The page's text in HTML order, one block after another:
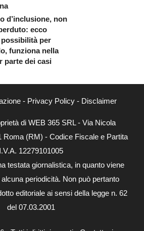
d’inclusione, non
ecco
possibilità per
funziona nella
parte dei casi
- Privacy Policy- Disclaimer
di WEB 365 SRL - Via Nicola
Roma (RM) - Codice Fiscale e Partita
I.V.A. 12279101005
testata giornalistica, in quanto viene
periodicità. Non può pertanto
editoriale ai sensi della legge n. 62
del 07.03.2001